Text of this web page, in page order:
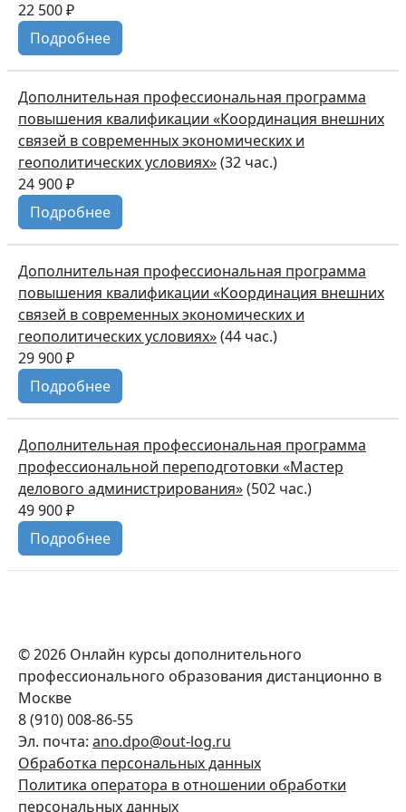
22 500 ₽
Подробнее
Дополнительная профессиональная программа
повышения квалификации «Координация внешних
связей в современных экономических и
геополитических условиях»(32 час.)
24 900 ₽
Подробнее
Дополнительная профессиональная программа
повышения квалификации «Координация внешних
связей в современных экономических и
геополитических условиях»(44 час.)
29 900 ₽
Подробнее
Дополнительная профессиональная программа
профессиональной переподготовки «Мастер
делового администрирования»(502 час.)
49 900 ₽
Подробнее
© 2026 Онлайн курсы дополнительного
профессионального образования дистанционно в
Москве
8 (910) 008-86-55
Эл. почта: ano.dpo@out-log.ru
Обработка персональных данных
Политика оператора в отношении обработки
персональных данных